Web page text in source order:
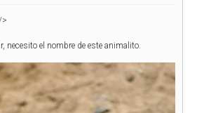
>
necesito el nombre de este animalito.